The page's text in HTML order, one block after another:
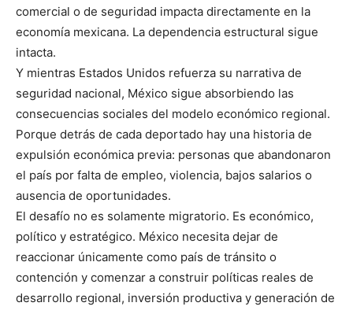
comercial o de seguridad impacta directamente en la
economía mexicana. La dependencia estructural sigue
intacta.
Y mientras Estados Unidos refuerza su narrativa de
seguridad nacional, México sigue absorbiendo las
consecuencias sociales del modelo económico regional.
Porque detrás de cada deportado hay una historia de
expulsión económica previa: personas que abandonaron
el país por falta de empleo, violencia, bajos salarios o
ausencia de oportunidades.
El desafío no es solamente migratorio. Es económico,
político y estratégico. México necesita dejar de
reaccionar únicamente como país de tránsito o
contención y comenzar a construir políticas reales de
desarrollo regional, inversión productiva y generación de